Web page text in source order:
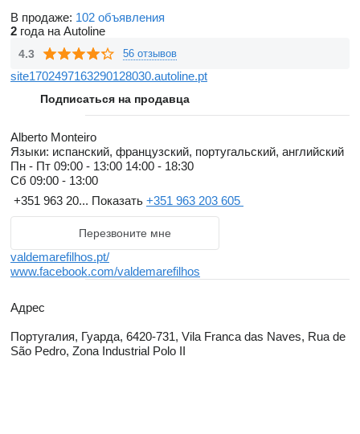
В продаже: 102 объявления
2 года на Autoline
4.3 56 отзывов
site1702497163290128030.autoline.pt
Подписаться на продавца
Alberto Monteiro
Языки: испанский, французский, португальский, английский
Пн - Пт 09:00 - 13:00 14:00 - 18:30
Сб 09:00 - 13:00
+351 963 20... Показать +351 963 203 605
Перезвоните мне
valdemarefilhos.pt/
www.facebook.com/valdemarefilhos
Адрес
Португалия, Гуарда, 6420-731, Vila Franca das Naves, Rua de
São Pedro, Zona Industrial Polo II